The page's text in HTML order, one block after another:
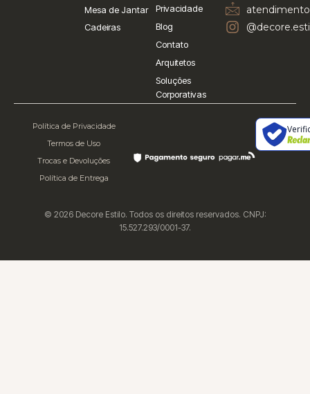
Mesa de Jantar
Cadeiras
Privacidade
Blog
Contato
Arquitetos
Soluções
Corporativas
Política de Privacidade
Termos de Uso
Trocas e Devoluções
Política de Entrega
© 2026 Decore Estilo. Todos os direitos reservados. CNPJ:
15.527.293/0001-37.